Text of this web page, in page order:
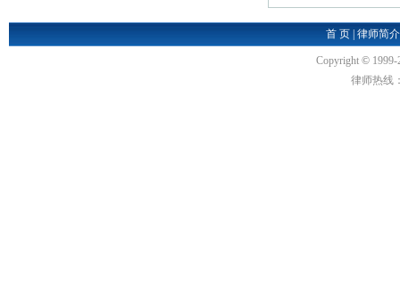
首 页| 律师简介
Copyright ©
律师热线